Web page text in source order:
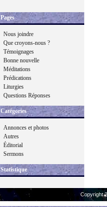
Pages
Nous joindre
Que croyons-nous ?
Témoignages
Bonne nouvelle
Méditations
Prédications
Liturgies
Questions Réponses
Catégories
Annonces et photos
Autres
Éditorial
Sermons
Statistique
Copyright